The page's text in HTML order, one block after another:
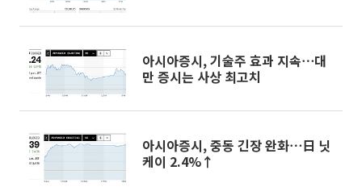
아시아증시, 기술주 효과 지속⋯대
만 증시는 사상 최고치
아시아증시, 중동 긴장 완화⋯日 닛
케이 2.4%↑